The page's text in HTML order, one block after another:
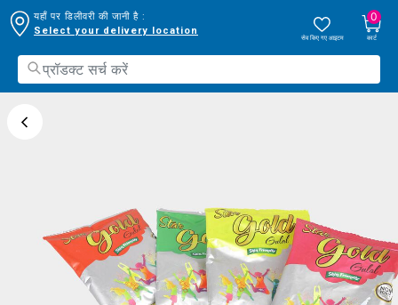
यहाँ पर डिलीवरी की जानी है :
Select your delivery location
सेव किए गए आइटम
0
कार्ट